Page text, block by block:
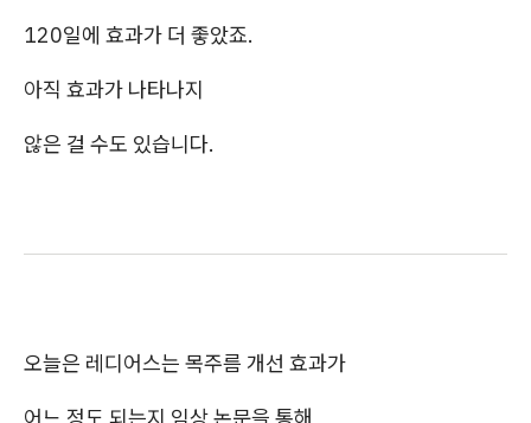
120일에 효과가 더 좋았죠.
아직 효과가 나타나지
않은 걸 수도 있습니다.
오늘은 레디어스는 목주름 개선 효과가